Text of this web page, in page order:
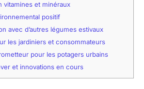
vitamines et minéraux
positif
avec d’autres légumes estivaux
les jardiniers et consommateurs
pour les potagers urbains
et innovations en cours